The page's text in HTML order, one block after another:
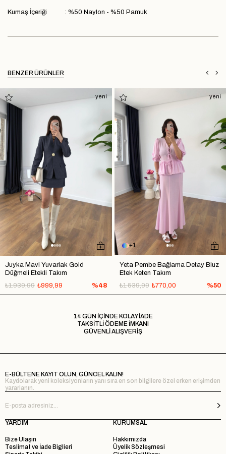
Kumaş İçeriği : %50 Naylon - %50 Pamuk
BENZER ÜRÜNLER
Juyka Mavi Yuvarlak Gold
Düğmeli Etekli Takım
₺999,99
₺1.939,99 %48
yeni
1
Yeta Pembe Bağlama Detay Bluz
Etek Keten Takım
₺770,00
₺1.539,99 %50
yeni
14 GÜN İÇİNDE KOLAY İADE
TAKSİTLİ ÖDEME İMKANI
GÜVENLİ ALIŞVERİŞ
E-BÜLTENE KAYIT OLUN, GÜNCEL KALIN!
Kaydolarak yeni koleksiyonların yanı sıra en son bilgilere özel erken erişimden
yararlanın.
YARDIM
Bize Ulaşın
Teslimat ve İade Biglieri
KURUMSAL
Hakkımızda
Üyelik Sözleşmesi